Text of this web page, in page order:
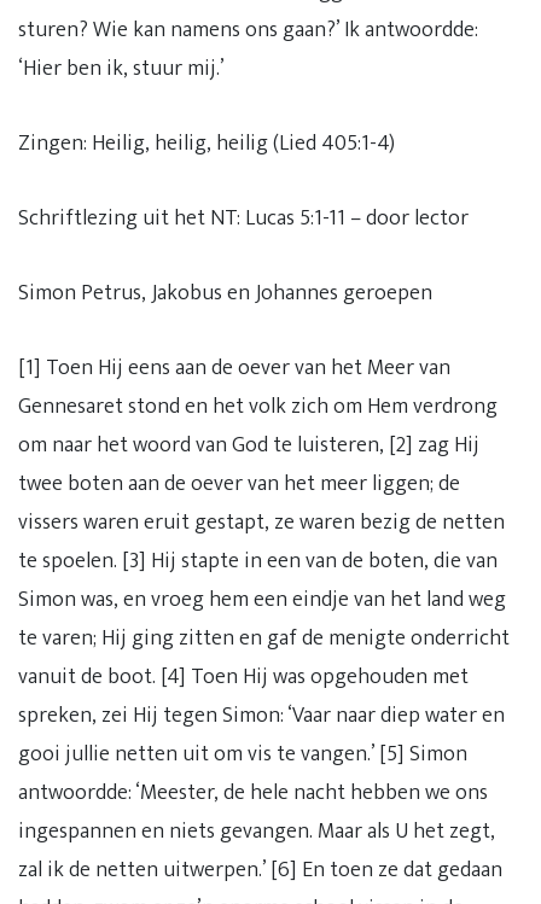
sturen? Wie kan namens ons gaan?’ Ik antwoordde:
‘Hier ben ik, stuur mij.’
Zingen: Heilig, heilig, heilig (Lied 405:1-4)
Schriftlezing uit het NT: Lucas 5:1-11 – door lector
Simon Petrus, Jakobus en Johannes geroepen
[1] Toen Hij eens aan de oever van het Meer van
Gennesaret stond en het volk zich om Hem verdrong
om naar het woord van God te luisteren, [2] zag Hij
twee boten aan de oever van het meer liggen; de
vissers waren eruit gestapt, ze waren bezig de netten
te spoelen. [3] Hij stapte in een van de boten, die van
Simon was, en vroeg hem een eindje van het land weg
te varen; Hij ging zitten en gaf de menigte onderricht
vanuit de boot. [4] Toen Hij was opgehouden met
spreken, zei Hij tegen Simon: ‘Vaar naar diep water en
gooi jullie netten uit om vis te vangen.’ [5] Simon
antwoordde: ‘Meester, de hele nacht hebben we ons
ingespannen en niets gevangen. Maar als U het zegt,
zal ik de netten uitwerpen.’ [6] En toen ze dat gedaan